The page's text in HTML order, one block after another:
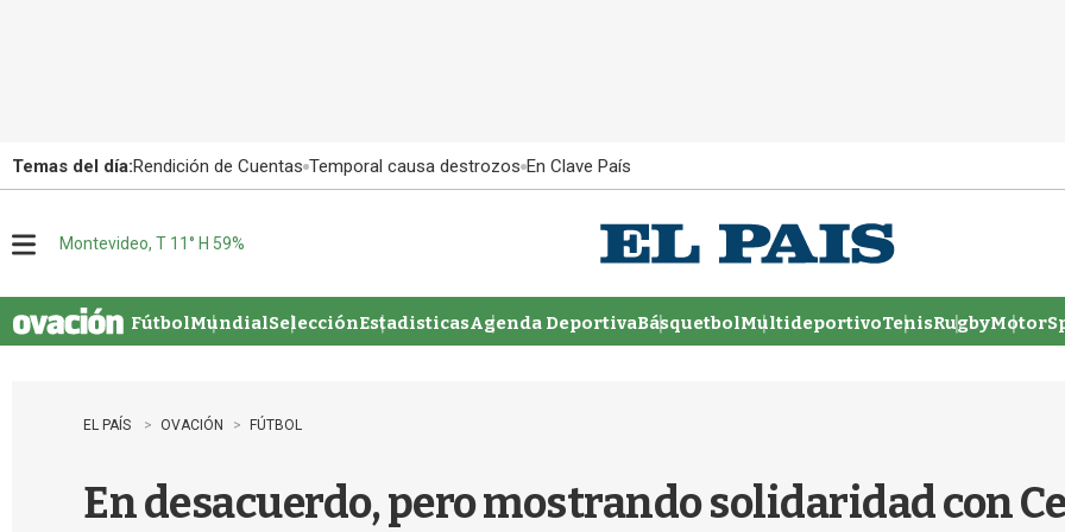
Temas del día:Rendición de Cuentas Temporal causa destrozos En Clave País
u
Montevideo, T 11° H 59%
FútbolMundialSelecciónEstadisticasAgenda DeportivaBásquetbolMultideportivoTenisRugby
EL PAÍS OVACIÓN FÚTBOL
En desacuerdo, pero mostrando solidaridad con